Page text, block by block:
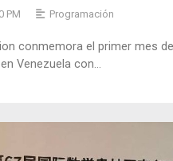
PM Programación
conmemora el primer mes del
Venezuela con...